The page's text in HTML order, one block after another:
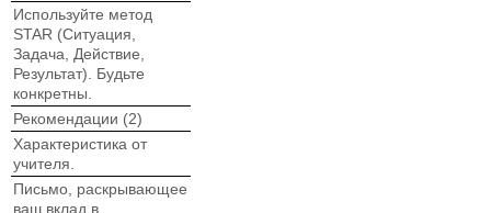
Используйте метод
STAR (Ситуация,
Задача, Действие,
Результат). Будьте
конкретны.
Рекомендации (2)
Характеристика от
учителя.
Письмо, раскрывающее
ваш вклад в